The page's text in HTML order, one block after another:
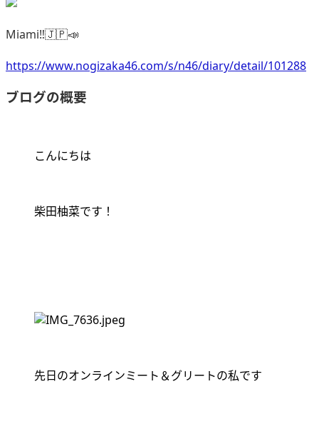
Miami‼︎🇯🇵📣
https://www.nogizaka46.com/s/n46/diary/detail/101288
ブログの概要
こんにちは
柴田柚菜です！
先日のオンラインミート＆グリートの私です